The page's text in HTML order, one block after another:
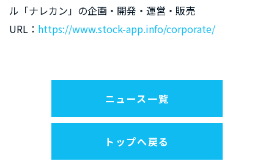
ル「ナレカン」の企画・開発・運営・販売
URL： https://www.stock-app.info/corporate/
ニュース一覧
トップへ戻る